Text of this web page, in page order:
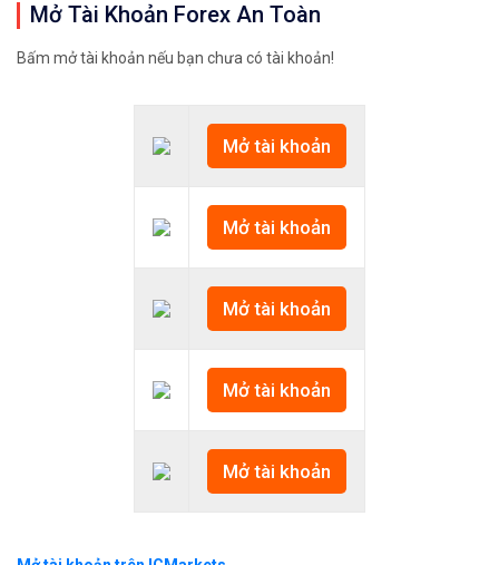
Mở Tài Khoản Forex An Toàn
Bấm mở tài khoản nếu bạn chưa có tài khoản!
Mở tài khoản
Mở tài khoản
Mở tài khoản
Mở tài khoản
Mở tài khoản